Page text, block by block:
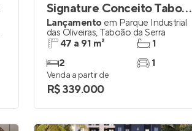
Signature Conceito Taboão
Lançamento em Parque Industrial
das Oliveiras, Taboão da Serra
47 a 91 m²
2
1
1
Venda a partir de
R$ 339.000